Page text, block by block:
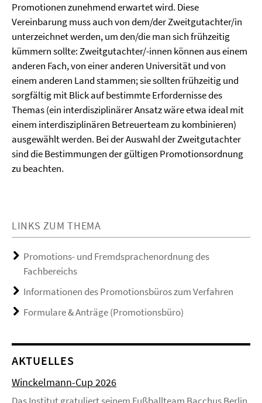
Promotionen zunehmend erwartet wird. Diese
Vereinbarung muss auch von dem/der Zweitgutachter/in
unterzeichnet werden, um den/die man sich frühzeitig
kümmern sollte: Zweitgutachter/-innen können aus einem
anderen Fach, von einer anderen Universität und von
einem anderen Land stammen; sie sollten frühzeitig und
sorgfältig mit Blick auf bestimmte Erfordernisse des
Themas (ein interdisziplinärer Ansatz wäre etwa ideal mit
einem interdisziplinären Betreuerteam zu kombinieren)
ausgewählt werden. Bei der Auswahl der Zweitgutachter
sind die Bestimmungen der gültigen Promotionsordnung
zu beachten.
LINKS ZUM THEMA
Promotions- und Fremdsprachenordnung des
Fachbereichs
Informationen des Promotionsbüros zum Verfahren
Formulare & Anträge (Promotionsbüro)
AKTUELLES
Winckelmann-Cup 2026